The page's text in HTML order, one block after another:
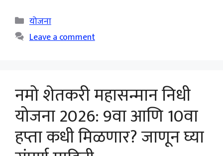
Categories
योजना
Leave a comment
नमो शेतकरी महासन्मान निधी
योजना 2026: 9वा आणि 10वा
हप्ता कधी मिळणार? जाणून घ्या